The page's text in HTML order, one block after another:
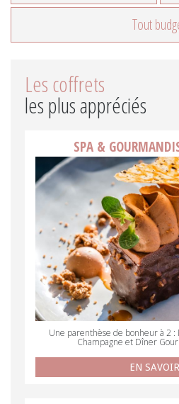
Tout
Les coffrets
les plus appréciés
SPA &
Une parenthèse de bonheur à 2 :
Champagne et Dîner
EN